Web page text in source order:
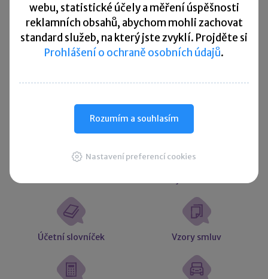
Kurzovní lístek
Načítám
hodnoty
Načítám
hodnoty
Užitečné informace
Účetní slovníček Vzory smluv
webu, statistické účely a měření úspěšnosti
reklamních obsahů, abychom mohli zachovat
standard služeb, na který jste zvyklí. Projděte si
Prohlášení o ochraně osobních údajů.
Rozumím a souhlasím
Nastavení preferencí cookies